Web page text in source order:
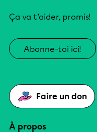
Ça va t’aider, promis!
Abonne-toi ici!
Faire un don
À propos